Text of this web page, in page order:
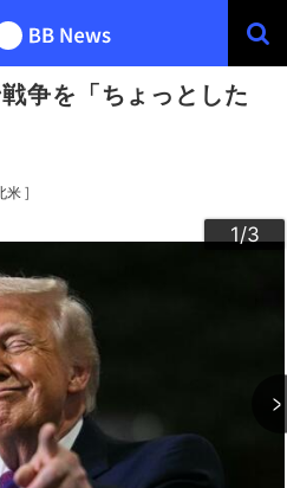
争を「ちょっとした
米 ]
1/3
2/3
3/3